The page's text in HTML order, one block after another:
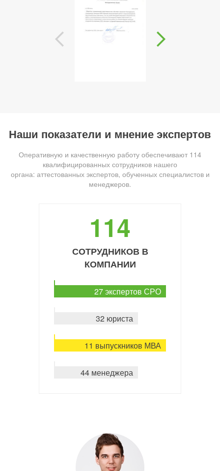
Наши показатели и мнение экспертов
Оперативную и качественную работу обеспечивают 114
квалифицированных сотрудников нашего
органа: аттестованных экспертов, обученных специалистов и
менеджеров.
114
СОТРУДНИКОВ В
КОМПАНИИ
27 экспертов СРО
32 юриста
11 выпускников МВА
44 менеджера